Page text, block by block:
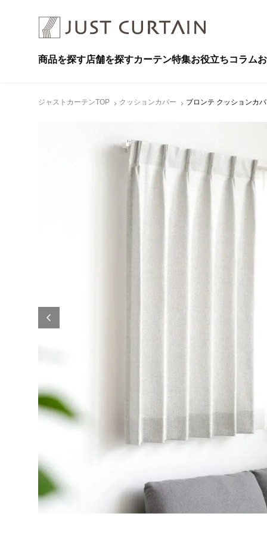
商品を探す店舗を探すカーテン特集お役立ちコラム
ジャストカーテンTOP クッションカバー ブロンテ クッションカ